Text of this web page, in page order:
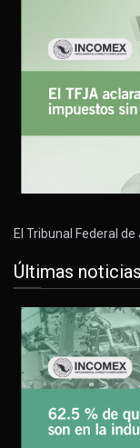
El Tribunal Federal
Últimas noticias